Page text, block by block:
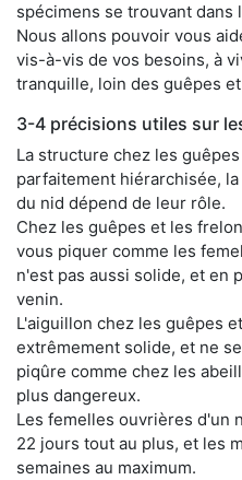
spécimens se trouvant dans
Nous allons pouvoir vous
vis-à-vis de vos besoins, à
tranquille, loin des guêpes
3-4 précisions utiles sur
La structure chez les
parfaitement hiérarchisée,
du nid dépend de leur rôle.
Chez les guêpes et les
vous piquer comme les
n'est pas aussi solide, et en
venin.
L'aiguillon chez les guêpes
extrêmement solide, et ne
piqûre comme chez les
plus dangereux.
Les femelles ouvrières d'un
22 jours tout au plus, et les
semaines au maximum.